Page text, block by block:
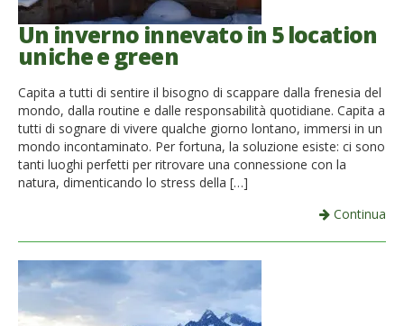
English
Spanish
French
Italiano
Un inverno innevato in 5 location
uniche e green
Capita a tutti di sentire il bisogno di scappare dalla frenesia del
mondo, dalla routine e dalle responsabilità quotidiane. Capita a
tutti di sognare di vivere qualche giorno lontano, immersi in un
mondo incontaminato. Per fortuna, la soluzione esiste: ci sono
tanti luoghi perfetti per ritrovare una connessione con la
natura, dimenticando lo stress della […]
Continua